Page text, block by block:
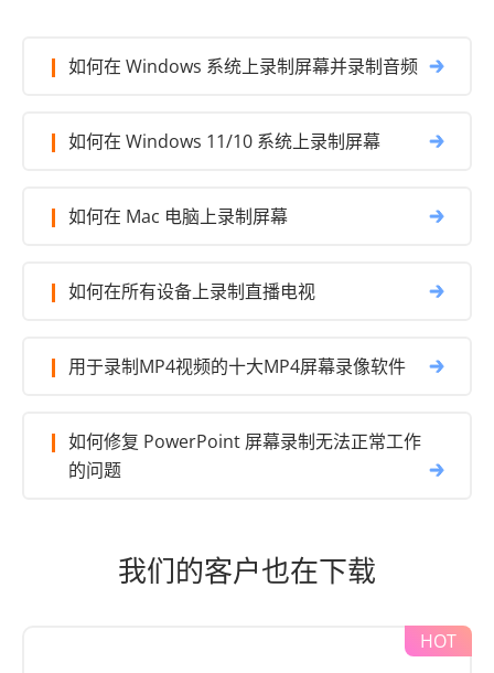
如何在 Windows 系统上录制屏幕并录制音频
如何在 Windows 11/10 系统上录制屏幕
如何在 Mac 电脑上录制屏幕
如何在所有设备上录制直播电视
用于录制MP4视频的十大MP4屏幕录像软件
如何修复 PowerPoint 屏幕录制无法正常工作
的问题
我们的客户也在下载